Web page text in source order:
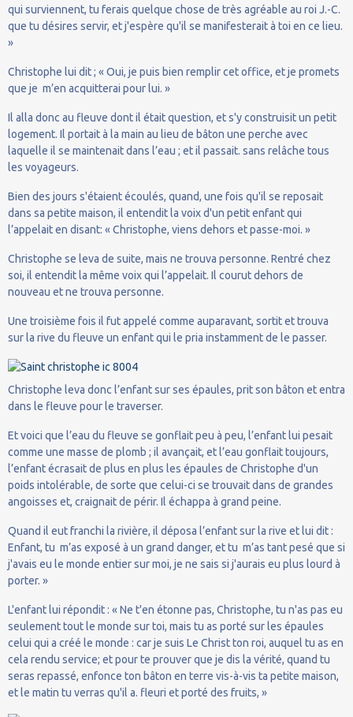
qui surviennent, tu ferais quelque chose de très agréable au roi J.-C.
que tu désires servir, et j'espère qu'il se manifesterait à toi en ce lieu.
»
Christophe lui dit ; « Oui, je puis bien remplir cet office, et je promets
que je m’en acquitterai pour lui. »
Il alla donc au fleuve dont il était question, et s'y construisit un petit
logement. Il portait à la main au lieu de bâton une perche avec
laquelle il se maintenait dans l’eau ; et il passait. sans relâche tous
les voyageurs.
Bien des jours s'étaient écoulés, quand, une fois qu'il se reposait
dans sa petite maison, il entendit la voix d'un petit enfant qui
l’appelait en disant: « Christophe, viens dehors et passe-moi. »
Christophe se leva de suite, mais ne trouva personne. Rentré chez
soi, il entendit la même voix qui l’appelait. Il courut dehors de
nouveau et ne trouva personne.
Une troisième fois il fut appelé comme auparavant, sortit et trouva
sur la rive du fleuve un enfant qui le pria instamment de le passer.
Christophe leva donc l’enfant sur ses épaules, prit son bâton et entra
dans le fleuve pour le traverser.
Et voici que l’eau du fleuve se gonflait peu à peu, l’enfant lui pesait
comme une masse de plomb ; il avançait, et l’eau gonflait toujours,
l’enfant écrasait de plus en plus les épaules de Christophe d'un
poids intolérable, de sorte que celui-ci se trouvait dans de grandes
angoisses et, craignait de périr. Il échappa à grand peine.
Quand il eut franchi la rivière, il déposa l’enfant sur la rive et lui dit :
Enfant, tu m’as exposé à un grand danger, et tu m’as tant pesé que si
j'avais eu le monde entier sur moi, je ne sais si j'aurais eu plus lourd à
porter. »
L'enfant lui répondit : « Ne t'en étonne pas, Christophe, tu n'as pas eu
seulement tout le monde sur toi, mais tu as porté sur les épaules
celui qui a créé le monde : car je suis Le Christ ton roi, auquel tu as en
cela rendu service; et pour te prouver que je dis la vérité, quand tu
seras repassé, enfonce ton bâton en terre vis-à-vis ta petite maison,
et le matin tu verras qu'il a. fleuri et porté des fruits, »